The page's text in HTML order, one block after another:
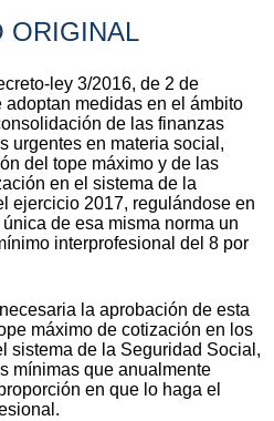
ORIGINAL
ley 3/2016, de 2 de
medidas en el ámbito
de las finanzas
urgentes en materia social,
del tope máximo y de las
en el sistema de la
ejercicio 2017, regulándose en
de esa misma norma un
interprofesional del 8 por
la aprobación de esta
máximo de cotización en los
sistema de la Seguridad Social,
mínimas que anualmente
en que lo haga el